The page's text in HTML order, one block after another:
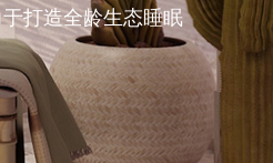
打造全龄生态睡眠